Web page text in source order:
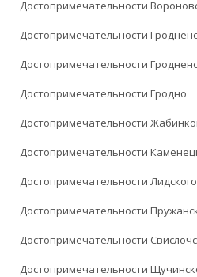
Достопримечательности
Достопримечательности
Достопримечательности
Достопримечательности Гродно
Достопримечательности
Достопримечательности
Достопримечательности
Достопримечательности
Достопримечательности
Достопримечательности